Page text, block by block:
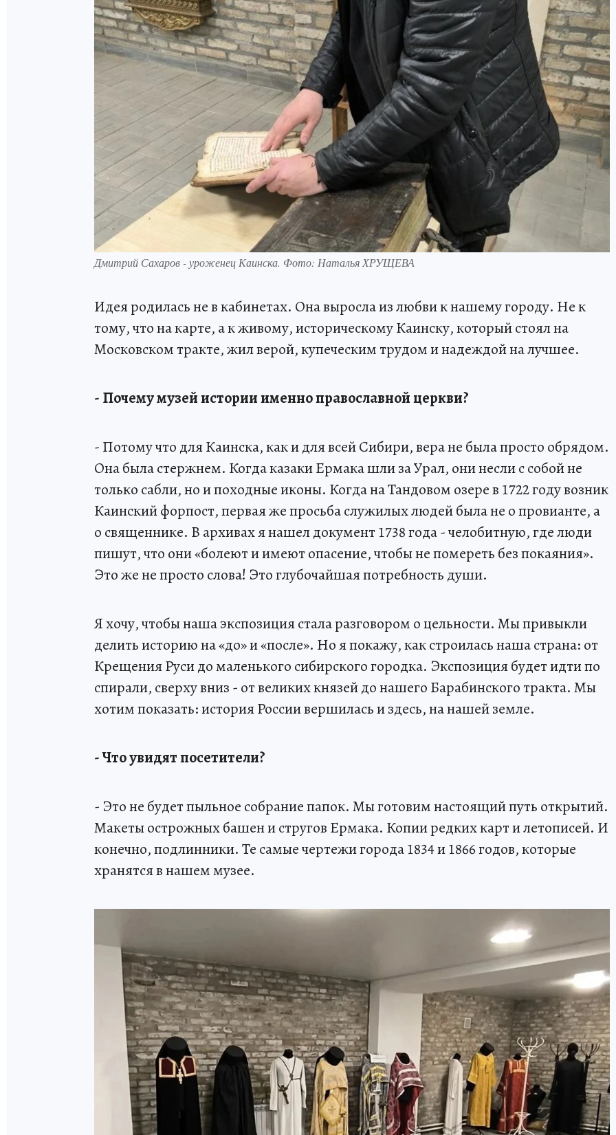
Дмитрий Сахаров - уроженец Каинска. Фото: Наталья ХРУЩЕВА
Идея родилась не в кабинетах. Она выросла из любви к нашему городу. Не к
тому, что на карте, а к живому, историческому Каинску, который стоял на
Московском тракте, жил верой, купеческим трудом и надеждой на лучшее.
- Почему музей истории именно православной церкви?
- Потому что для Каинска, как и для всей Сибири, вера не была просто обрядом.
Она была стержнем. Когда казаки Ермака шли за Урал, они несли с собой не
только сабли, но и походные иконы. Когда на Тандовом озере в 1722 году возник
Каинский форпост, первая же просьба служилых людей была не о провианте, а
о священнике. В архивах я нашел документ 1738 года - челобитную, где люди
пишут, что они «болеют и имеют опасение, чтобы не помереть без покаяния».
Это же не просто слова! Это глубочайшая потребность души.
Я хочу, чтобы наша экспозиция стала разговором о цельности. Мы привыкли
делить историю на «до» и «после». Но я покажу, как строилась наша страна: от
Крещения Руси до маленького сибирского городка. Экспозиция будет идти по
спирали, сверху вниз - от великих князей до нашего Барабинского тракта. Мы
хотим показать: история России вершилась и здесь, на нашей земле.
- Что увидят посетители?
- Это не будет пыльное собрание папок. Мы готовим настоящий путь открытий.
Макеты острожных башен и стругов Ермака. Копии редких карт и летописей. И
конечно, подлинники. Те самые чертежи города 1834 и 1866 годов, которые
хранятся в нашем музее.